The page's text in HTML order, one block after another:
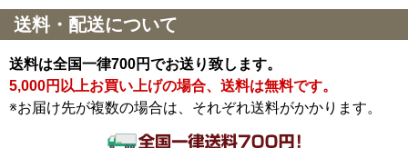
送料・配送について
送料は全国一律700円でお送り致します。
5,000円以上お買い上げの場合、送料は無料です。
※お届け先が複数の場合は、それぞれ送料がかかります。